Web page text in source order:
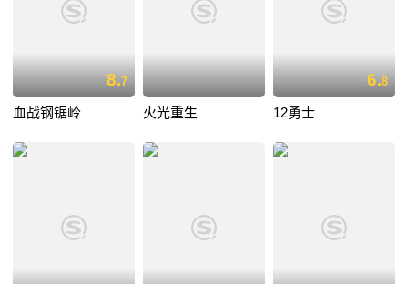
8.7
血战钢锯岭 火光重生
6.8
12勇士